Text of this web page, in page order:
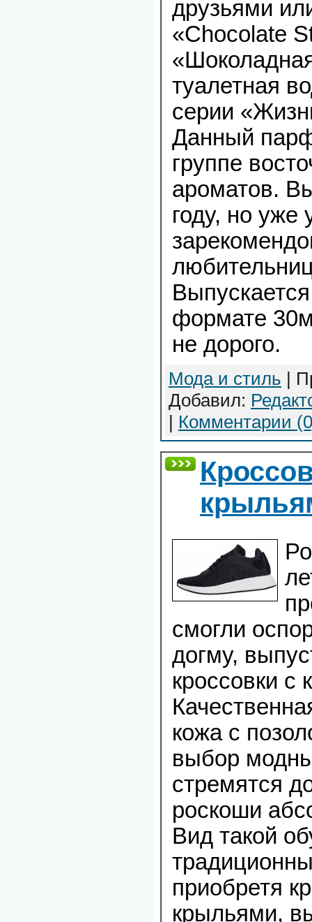
друзьями
«Chocolate
туалетная
серии
Данный
группе
ароматов.
году, но уже
формате
не дорого.
Мода и стиль |
Добавил:
| Комментарии
смогли
догму,
кроссовки с
кожа с
выбор
стремятся
роскоши
Вид такой
приобретя
крыльями,